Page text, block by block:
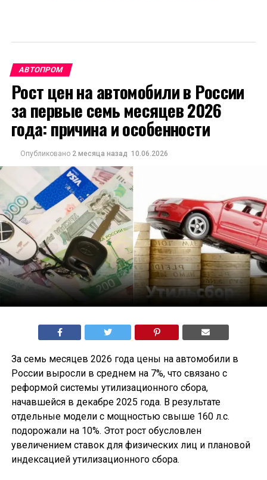
АВТОПРОМ
Рост цен на автомобили в России
за первые семь месяцев 2026
года: причина и особенности
Опубликовано 2 месяца назад 10.06.2026
За семь месяцев 2026 года цены на автомобили в
России выросли в среднем на 7%, что связано с
реформой системы утилизационного сбора,
начавшейся в декабре 2025 года. В результате
отдельные модели с мощностью свыше 160 л.с.
подорожали на 10%. Этот рост обусловлен
увеличением ставок для физических лиц и плановой
индексацией утилизационного сбора.